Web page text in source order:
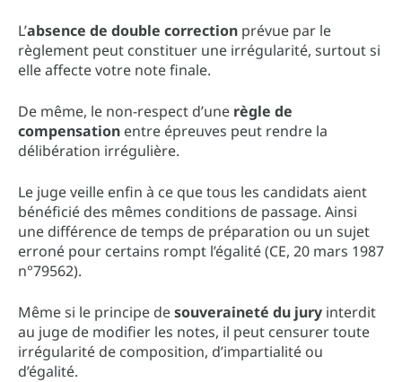
L’absence de double correction prévue par le
règlement peut constituer une irrégularité, surtout si
elle affecte votre note finale.
De même, le non-respect d’une règle de
compensation entre épreuves peut rendre la
délibération irrégulière.
Le juge veille enfin à ce que tous les candidats aient
bénéficié des mêmes conditions de passage. Ainsi
une différence de temps de préparation ou un sujet
erroné pour certains rompt l’égalité (CE, 20 mars 1987
n°79562).
Même si le principe desouveraineté du jury interdit
au juge de modifier les notes, il peut censurer toute
irrégularité de composition, d’impartialité ou
d’égalité.